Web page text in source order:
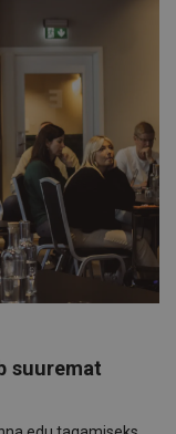
suuremat